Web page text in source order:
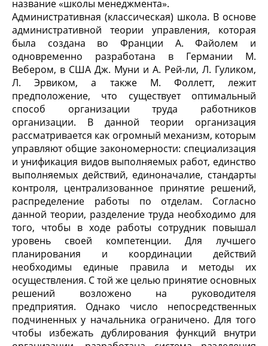
название «школы менеджмента».
Административная (классическая) школа. В основе
административной теории управления, которая
была создана во Франции А. Файолем и
одновременно разработана в Германии М.
Вебером, в США Дж. Муни и А. Рей-ли, Л. Гуликом,
Л. Эрвиком, а также М. Фоллетт, лежит
предположение, что существует оптимальный
способ организации труда работников
организации. В данной теории организация
рассматривается как огромный механизм, которым
управляют общие закономерности: специализация
и унификация видов выполняемых работ, единство
выполняемых действий, единоначалие, стандарты
контроля, централизованное принятие решений,
распределение работы по отделам. Согласно
данной теории, разделение труда необходимо для
того, чтобы в ходе работы сотрудник повышал
уровень своей компетенции. Для лучшего
планирования и координации действий
необходимы единые правила и методы их
осуществления. С той же целью принятие основных
решений возложено на руководителя
предприятия. Однако число непосредственных
подчиненных у начальника ограничено. Для того
чтобы избежать дублирования функций внутри